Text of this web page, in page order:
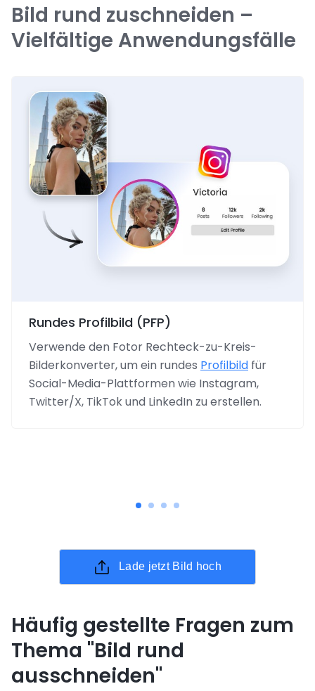
Bild rund zuschneiden –
Vielfältige Anwendungsfälle
Rundes Profilbild (PFP)
Verwende den Fotor Rechteck-zu-Kreis-
Bilderkonverter, um ein rundes Profilbild für
Social-Media-Plattformen wie Instagram,
Twitter/X, TikTok und LinkedIn zu erstellen.
Lade jetzt Bild hoch
Häufig gestellte Fragen zum
Thema "Bild rund
ausschneiden"